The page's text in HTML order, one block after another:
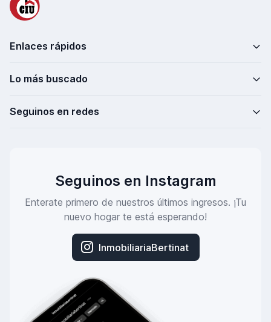
Enlaces rápidos
Lo más buscado
Seguinos en redes
Seguinos en Instagram
Enterate primero de nuestros últimos ingresos. ¡Tu
nuevo hogar te está esperando!
InmobiliariaBertinat